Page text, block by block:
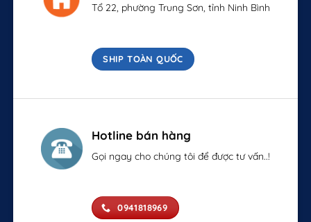
Tổ 22, phường Trung Sơn, tỉnh Ninh Bình
SHIP TOÀN QUỐC
Hotline bán hàng
Gọi ngay cho chúng tôi để được tư vấn..!
0941818969